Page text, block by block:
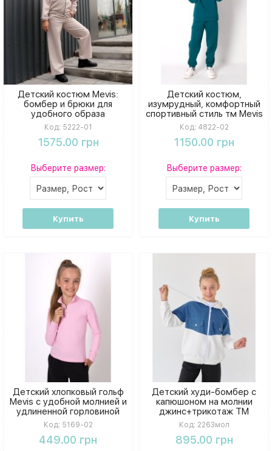
Детский костюм Mevis:
бомбер и брюки для
удобного образа
Код: 5222-01
1575.00 грн
Выберите размер:
Купить
Детский костюм,
изумрудный, комфортный
спортивный стиль тм Mevis
Код: 4822-02
1150.00 грн
Выберите размер:
Купить
Детский хлопковый гольф
Mevis с удобной молнией и
удлиненной горловиной
Код: 5169-02
449.00 грн
Детский худи-бомбер с
капюшоном на молнии
джинс+трикотаж ТМ
Bosskids
Код: 2263мол
895.00 грн